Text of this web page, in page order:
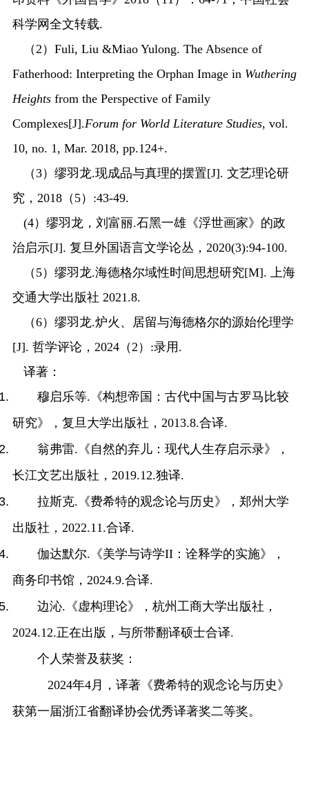
科学网全文转载.
（2） Fuli, Liu &Miao Yulong. The Absence of
Fatherhood: Interpreting the Orphan Image in Wuthering
Heights from the Perspective of Family
Complexes[J].Forum for World Literature Studies, vol.
10, no. 1, Mar. 2018, pp.124+.
（3）缪羽龙.现成品与真理的摆置[J]. 文艺理论研
究， 2018（5） :43-49.
(4）缪羽龙，刘富丽.石黑一雄《浮世画家》的政
治启示[J]. 复旦外国语言文学论丛， 2020(3):94-100.
（ 5）缪羽龙.海德格尔域性时间思想研究[M]. 上海
交通大学出版社 2021.8.
（6）缪羽龙.炉火、居留与海德格尔的源始伦理学
[J]. 哲学评论， 2024（2） :录用 .
译著：
穆启乐等.《构想帝国：古代中国与古罗马比较
研究》，复旦大学出版社，2013.8.合译.
翁弗雷.《自然的弃儿：现代人生存启示录》，
长江文艺出版社，2019.12.独译.
拉斯克.《费希特的观念论与历史》，郑州大学
出版社，2022.11.合译.
伽达默尔.《美学与诗学II：诠释学的实施》，
商务印书馆，2024.9.合译.
边沁.《虚构理论》，杭州工商大学出版社，
2024.12.正在出版，与所带翻译硕士合译.
个人荣誉及获奖：
2024年4月，译著《费希特的观念论与历史》
获第一届浙江省翻译协会优秀译著奖二等奖。